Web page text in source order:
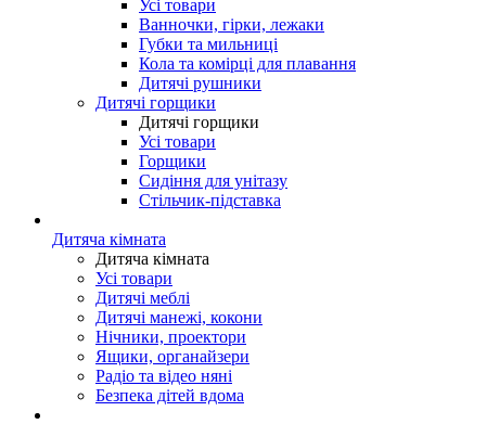
Усі товари
Ванночки, гірки, лежаки
Губки та мильниці
Кола та комірці для плавання
Дитячі рушники
Дитячі горщики
Дитячі горщики
Усі товари
Горщики
Сидіння для унітазу
Стільчик-підставка
Дитяча кімната
Дитяча кімната
Усі товари
Дитячі меблі
Дитячі манежі, кокони
Нічники, проектори
Ящики, органайзери
Радіо та відео няні
Безпека дітей вдома